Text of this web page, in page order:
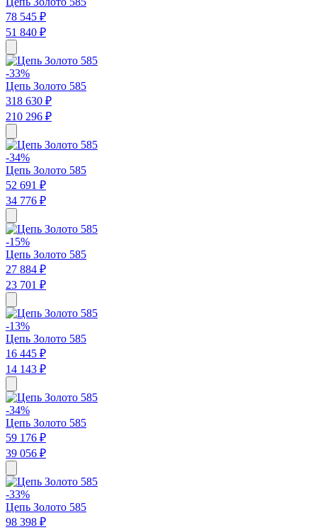
78 545 ₽
51 840 ₽
-33%
Цепь Золото 585
318 630 ₽
210 296 ₽
-34%
Цепь Золото 585
52 691 ₽
34 776 ₽
-15%
Цепь Золото 585
27 884 ₽
23 701 ₽
-13%
Цепь Золото 585
16 445 ₽
14 143 ₽
-34%
Цепь Золото 585
59 176 ₽
39 056 ₽
-33%
Цепь Золото 585
98 398 ₽